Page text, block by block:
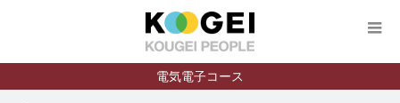
電気電子コース